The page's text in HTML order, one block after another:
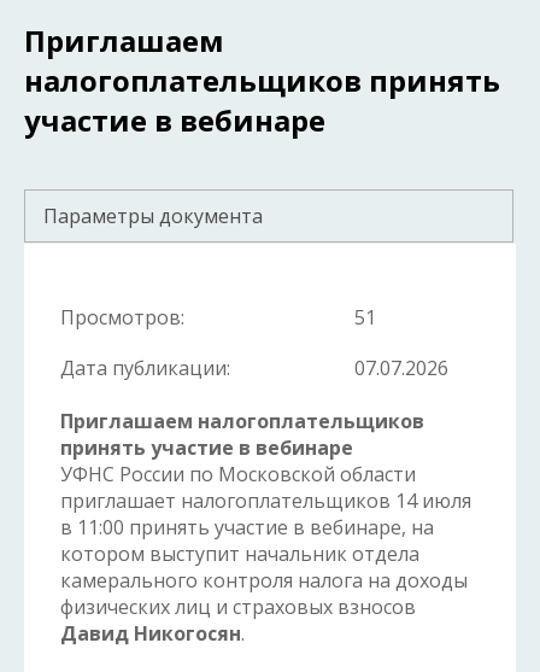
Приглашаем
налогоплательщиков принять
участие в вебинаре
Параметры документа
Просмотров:
51
Дата публикации:
07.07.2026
Приглашаем налогоплательщиков
принять участие в вебинаре
УФНС России по Московской области
приглашает налогоплательщиков 14 июля
в 11:00 принять участие в вебинаре, на
котором выступит начальник отдела
камерального контроля налога на доходы
физических лиц и страховых взносов
Давид Никогосян.